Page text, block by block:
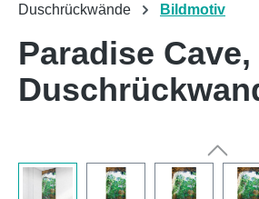
Duschrückwände Bildmotiv
Paradise